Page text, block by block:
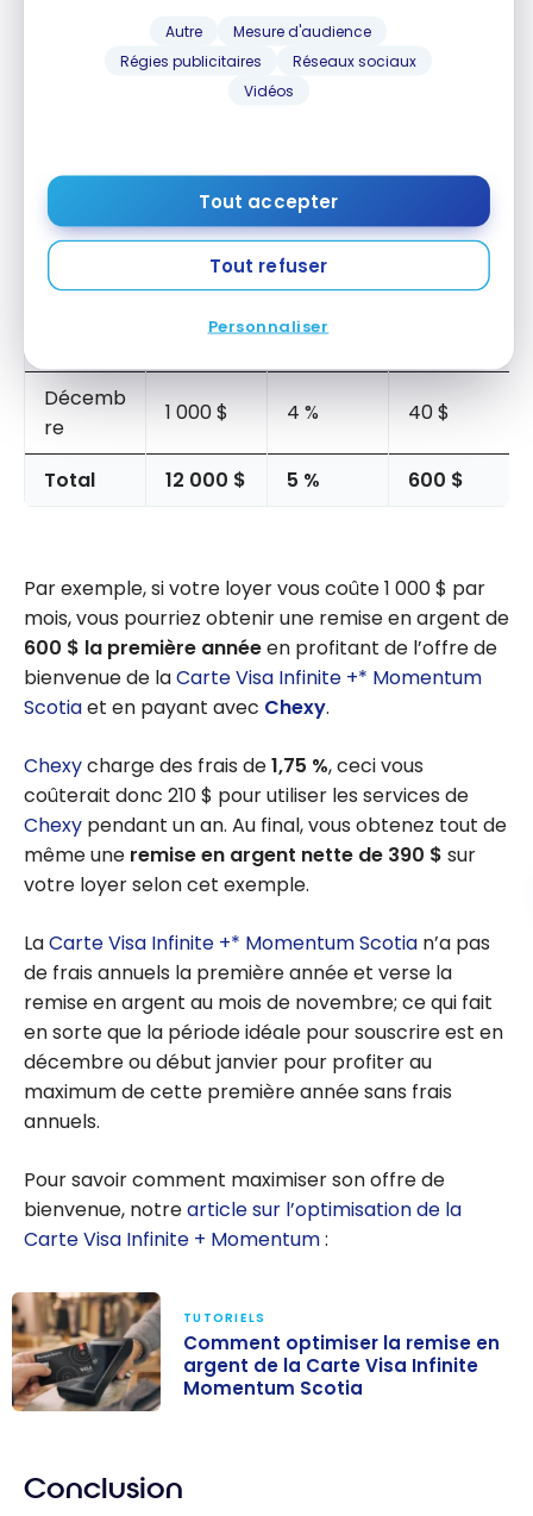
Autre
Mesure d'audience
Régies publicitaires
Réseaux sociaux
Vidéos
Tout accepter
Tout refuser
Personnaliser
1 000 $ 4 %
1 000 $
Août
1 000 $ 4 %
40 $
Septem
1 000 $ 4 % 40 $
1 000 $ 4 %
Décemb
re
1 000 $ 4 % 40 $
Total 12 000 $ 5 % 600 $
Par exemple, si votre loyer vous coûte 1 000 $ par
mois, vous pourriez obtenir une remise en argent de
600 $ la première annéeen profitant de l’offre de
bienvenue de laCarte Visa Infinite +* Momentum
Scotiaet en payant avec Chexy.
Chexycharge des frais de1,75 %, ceci vous
coûterait donc 210 $ pour utiliser les services de
Chexy pendant un an. Au final, vous obtenez tout de
même une remise en argent nette de 390 $ sur
votre loyer selon cet exemple.
LaCarte Visa Infinite +* Momentum Scotia n’a pas
de frais annuels la première année et verse la
remise en argent au mois de novembre; ce qui fait
en sorte que la période idéale pour souscrire est en
décembre ou début janvier pour profiter au
maximum de cette première année sans frais
annuels.
Pour savoir comment maximiser son offre de
bienvenue, notrearticle sur l’optimisation de la
Carte Visa Infinite + Momentum:
remise en
TUTORIELS
Comment optimiser la remise en
argent de la Carte Visa Infinite
Momentum Scotia
Conclusion